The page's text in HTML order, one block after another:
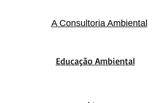
A Consultoria Ambiental
Educação Ambiental